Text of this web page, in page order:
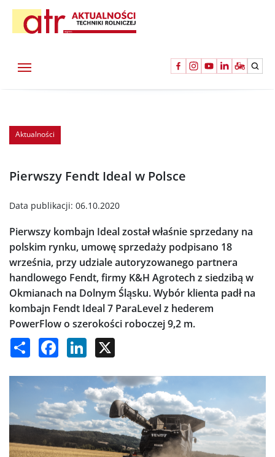
Aktualności
Pierwszy Fendt Ideal w Polsce
Data publikacji: 06.10.2020
Pierwszy kombajn Ideal został właśnie sprzedany na
polskim rynku, umowę sprzedaży podpisano 18
września, przy udziale autoryzowanego partnera
handlowego Fendt, firmy K&H Agrotech z siedzibą w
Okmianach na Dolnym Śląsku. Wybór klienta padł na
kombajn Fendt Ideal 7 ParaLevel z hederem
PowerFlow o szerokości roboczej 9,2 m.
Share Facebook LinkedIn